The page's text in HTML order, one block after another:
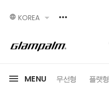
KOREA
MENU
리 이벤트 무선형 플랫형